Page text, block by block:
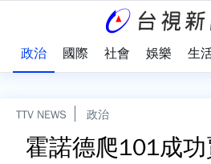
政治 國際 社會 娛樂 生
TTV NEWS 政治
霍諾德爬101成